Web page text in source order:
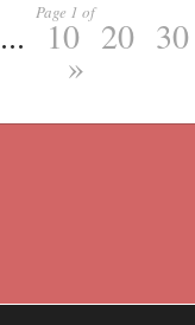
Page 1 of
... 10 20 30
»